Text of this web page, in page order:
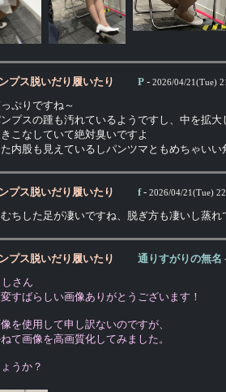
プス脱いだり履いたり P - 2026/04/21(Tue)
ぷりですね～
プスの踵も汚れているようですし、中を拡
こなしていて絶対臭いですよ
た内股も見えているしパンツマともめちゃい
プス脱いだり履いたり f- 2026/04/21(Tue)
むちした足が凄いですね、脱ぎ方も凄いし蒸
プス脱いだり履いたり 通りすがりの無名
さん
すばらしい画像ありがとうございます！
を使用して申し訳ないのですが、
て画像を高画質化してみました。
うか？